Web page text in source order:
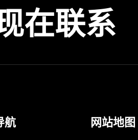
在联系
航 网站地图